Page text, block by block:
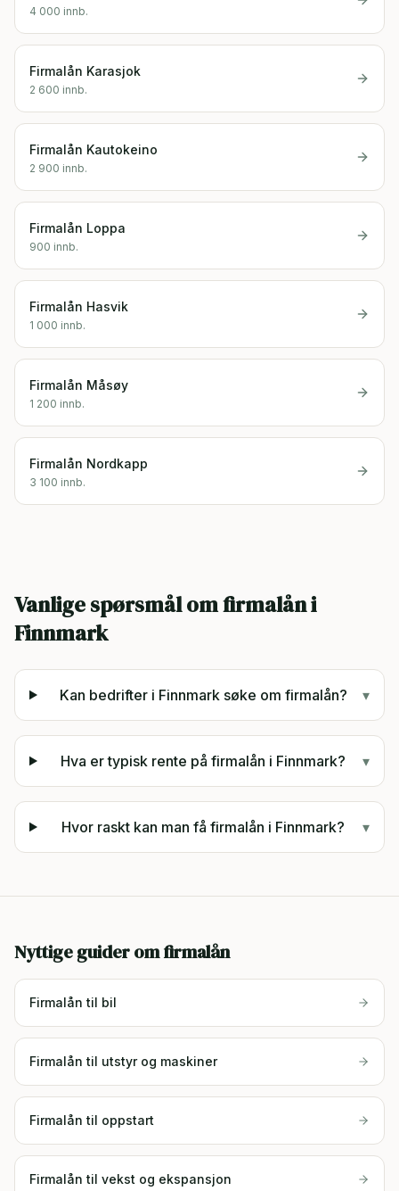
4 000 innb.
Firmalån Karasjok
2 600 innb.
Firmalån Kautokeino
2 900 innb.
Firmalån Loppa
900 innb.
Firmalån Hasvik
1 000 innb.
Firmalån Måsøy
1 200 innb.
Firmalån Nordkapp
3 100 innb.
Vanlige spørsmål om firmalån i
Finnmark
Kan bedrifter i Finnmark søke om firmalån? ▾
Hva er typisk rente på firmalån i Finnmark? ▾
Hvor raskt kan man få firmalån i Finnmark? ▾
Nyttige guider om firmalån
Firmalån til bil
Firmalån til utstyr og maskiner
Firmalån til oppstart
Firmalån til vekst og ekspansjon